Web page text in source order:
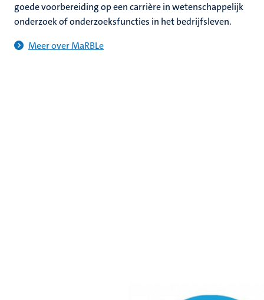
goede voorbereiding op een carrière in wetenschappelijk
onderzoek of onderzoeksfuncties in het bedrijfsleven.
Meer over MaRBLe